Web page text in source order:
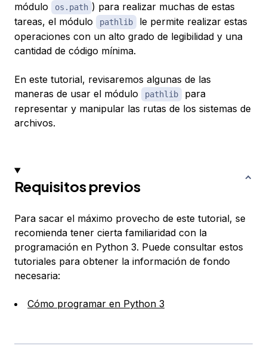
módulo
os.path ) para realizar muchas de estas
tareas, el módulo
pathlib
le permite realizar estas
operaciones con un alto grado de legibilidad y una
cantidad de código mínima.
En este tutorial, revisaremos algunas de las
maneras de usar el módulo
pathlib
para
representar y manipular las rutas de los sistemas de
archivos.
Requisitos previos
Para sacar el máximo provecho de este tutorial, se
recomienda tener cierta familiaridad con la
programación en Python 3. Puede consultar estos
tutoriales para obtener la información de fondo
necesaria:
Cómo programar en Python 3